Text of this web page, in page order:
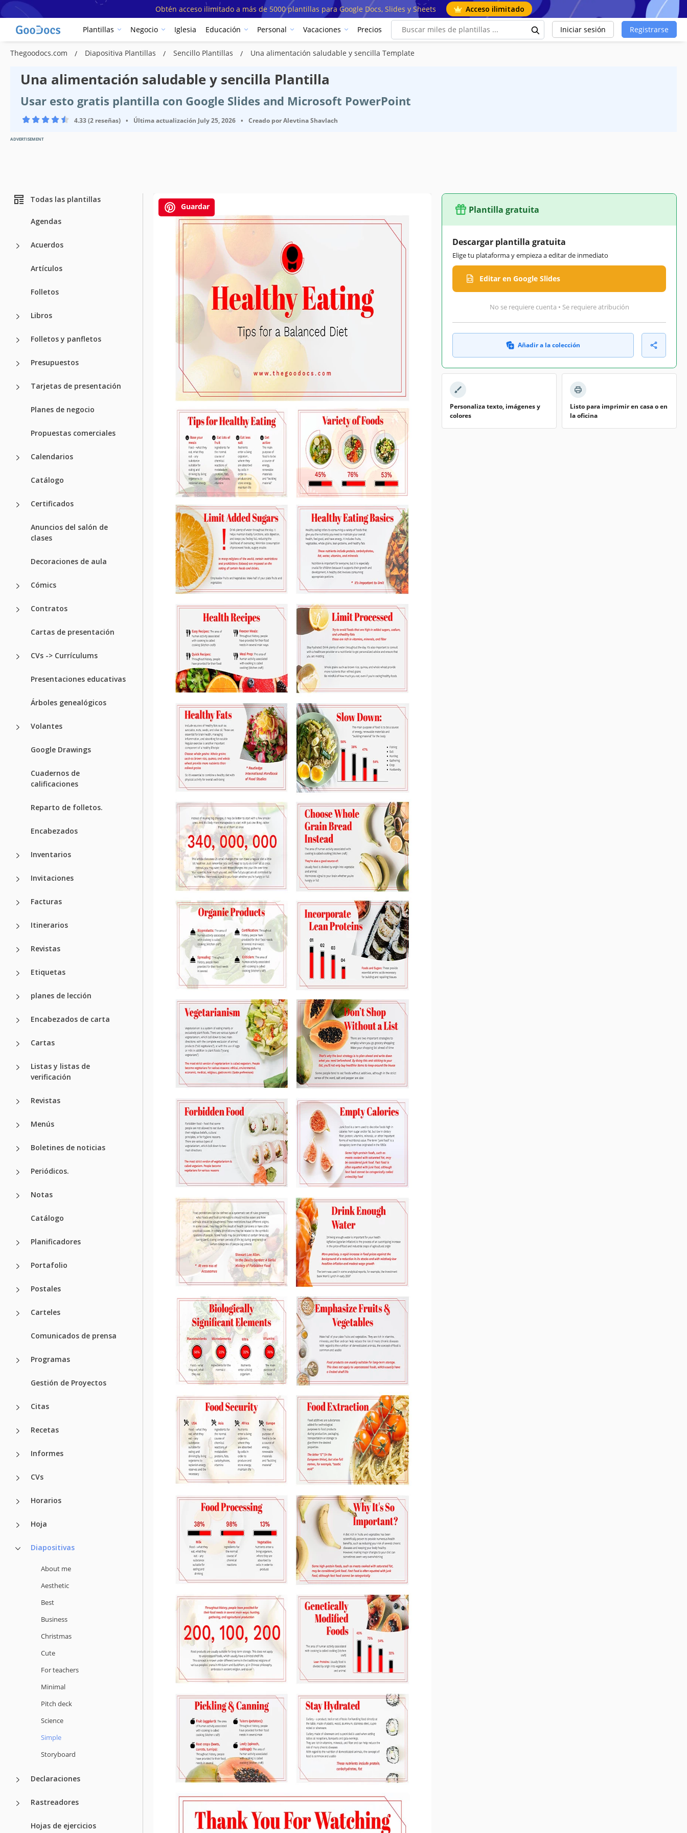
Obtén acceso ilimitado a más de 5000 plantillas para Google Docs, Slides y Sheets Acceso ilimitado
Plantillas Negocio Iglesia Educación Personal Vacaciones Precios Iniciar sesión Registrarse
Thegoodocs.com Diapositiva Plantillas Sencillo Plantillas Una alimentación saludable y sencilla Template
Una alimentación saludable y sencilla Plantilla
Usar esto gratis plantilla con Google Slides and Microsoft PowerPoint
4.33 (2 reseñas) • Última actualización July 25, 2026 • Creado porAlevtina Shavlach
ADVERTISEMENT
Todas las plantillas
Agendas
Acuerdos
Artículos
Folletos
Libros
Folletos y panfletos
Presupuestos
Tarjetas de presentación
Planes de negocio
Propuestas comerciales
Calendarios
Catálogo
Certificados
Anuncios del salón de
clases
Decoraciones de aula
Cómics
Contratos
Cartas de presentación
CVs -> Currículums
Presentaciones educativas
Árboles genealógicos
Volantes
Google Drawings
Cuadernos de
calificaciones
Reparto de folletos.
Encabezados
Inventarios
Invitaciones
Facturas
Itinerarios
Revistas
Etiquetas
planes de lección
Encabezados de carta
Cartas
Listas y listas de
verificación
Revistas
Menús
Boletines de noticias
Periódicos.
Notas
Catálogo
Planificadores
Portafolio
Postales
Carteles
Comunicados de prensa
Programas
Gestión de Proyectos
Citas
Recetas
Informes
CVs
Horarios
Hoja
Diapositivas
About me
Aesthetic
Best
Business
Christmas
Cute
For teachers
Minimal
Pitch deck
Science
Simple
Storyboard
Declaraciones
Rastreadores
Hojas de ejercicios
Guardar Plantilla gratuita
Descargar plantilla gratuita
Elige tu plataforma y empieza a editar de inmediato
Editar en Google Slides
No se requiere cuenta • Se requiere atribución
Añadir a la colección
Personaliza texto, imágenes y
colores
Listo para imprimir en casa o en
la oficina